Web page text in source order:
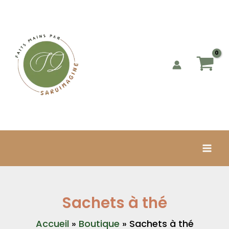
contenu
Sachets à thé
Accueil » Boutique » Sachets à thé